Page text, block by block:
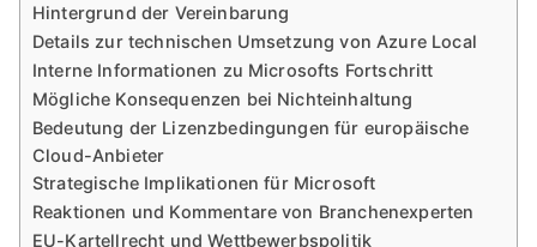
Hintergrund der Vereinbarung
Details zur technischen Umsetzung von Azure Local
Interne Informationen zu Microsofts Fortschritt
Mögliche Konsequenzen bei Nichteinhaltung
Bedeutung der Lizenzbedingungen für europäische
Cloud-Anbieter
Strategische Implikationen für Microsoft
Reaktionen und Kommentare von Branchenexperten
EU-Kartellrecht und Wettbewerbspolitik